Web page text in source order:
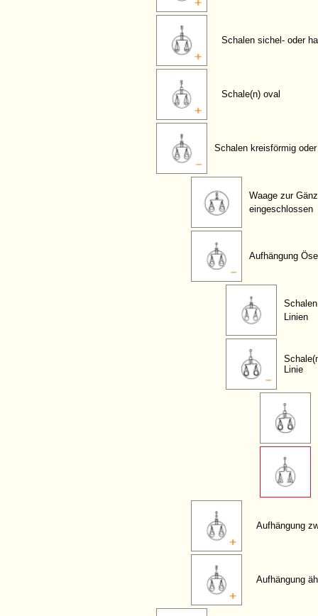
Schalen sichel- oder
Schale(n) oval
Schalen kreisförmig
Waage zur
eingeschlossen
Aufhängung
Linien
Linie
Aufhängung
Aufhängung